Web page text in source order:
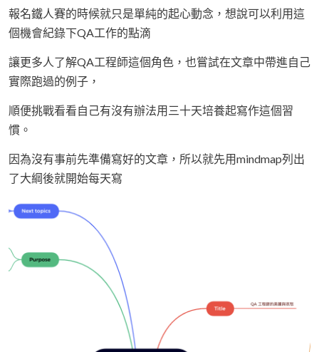
報名鐵人賽的時候就只是單純的起心動念，想說可以利用這
個機會紀錄下QA工作的點滴
讓更多人了解QA工程師這個角色，也嘗試在文章中帶進自己
實際跑過的例子，
順便挑戰看看自己有沒有辦法用三十天培養起寫作這個習
慣。
因為沒有事前先準備寫好的文章，所以就先用mindmap列出
了大綱後就開始每天寫